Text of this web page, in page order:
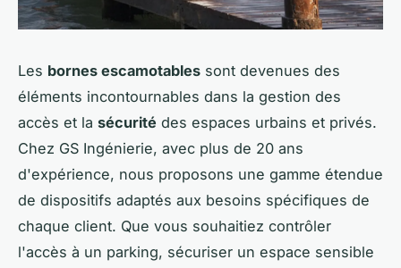
Les bornes escamotables sont devenues des
éléments incontournables dans la gestion des
accès et la sécurité des espaces urbains et privés.
Chez GS Ingénierie, avec plus de 20 ans
d'expérience, nous proposons une gamme étendue
de dispositifs adaptés aux besoins spécifiques de
chaque client. Que vous souhaitiez contrôler
l'accès à un parking, sécuriser un espace sensible